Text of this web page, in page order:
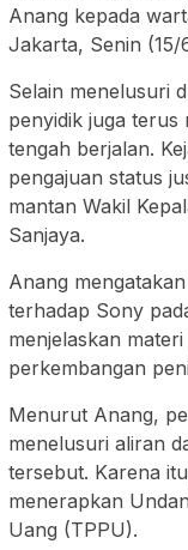
Anang kepada
Jakarta, Senin (15/
Selain menelusuri
penyidik juga terus
tengah berjalan.
pengajuan status
mantan Wakil
Sanjaya.
Anang
terhadap Sony
menjelaskan
perkembangan
Menurut Anang,
menelusuri aliran
tersebut. Karena
menerapkan
Uang (TPPU).